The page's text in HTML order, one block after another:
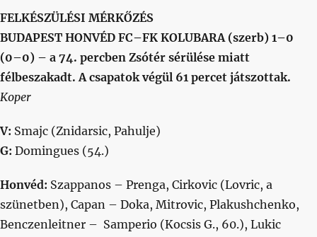
FELKÉSZÜLÉSI MÉRKŐZÉS
BUDAPEST HONVÉD FC–FK KOLUBARA (szerb) 1–0
(0–0) – a 74. percben Zsótér sérülése miatt
félbeszakadt. A csapatok végül 61 percet játszottak.
Koper
V: Smajc (Znidarsic, Pahulje)
G: Domingues (54.)
Honvéd: Szappanos – Prenga, Cirkovic (Lovric, a
szünetben), Capan – Doka, Mitrovic, Plakushchenko,
Benczenleitner – Samperio (Kocsis G., 60.), Lukic